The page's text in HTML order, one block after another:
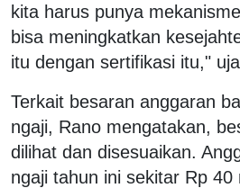
kita harus punya
bisa meningkatkan
itu dengan sertifikasi itu,"
Terkait besaran anggaran
ngaji, Rano mengatakan,
dilihat dan disesuaikan.
ngaji tahun ini sekitar Rp 40